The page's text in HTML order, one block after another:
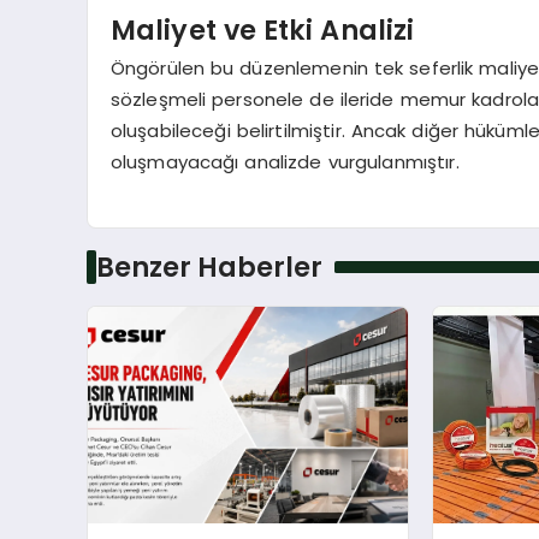
Maliyet ve Etki Analizi
Öngörülen bu düzenlemenin tek seferlik
sözleşmeli personele de ileride memur
oluşabileceği belirtilmiştir. Ancak diğer
oluşmayacağı analizde vurgulanmıştır.
Benzer Haberler